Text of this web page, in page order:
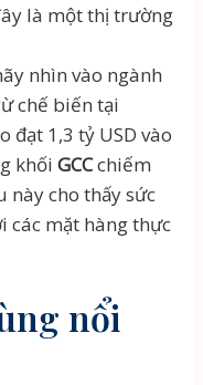
là một thị trường
nhìn vào ngành
chế biến tại
đạt 1,3 tỷ USD vào
khối GCCchiếm
này cho thấy sức
các mặt hàng thực
nổi